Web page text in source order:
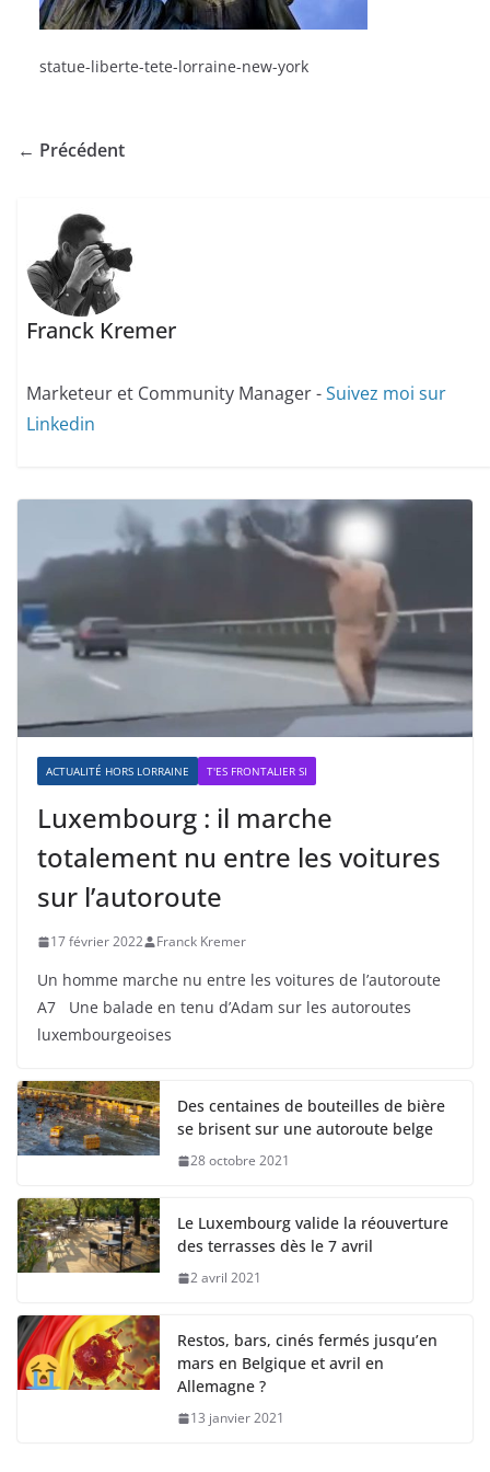
statue-liberte-tete-lorraine-new-york
← Précédent
Franck Kremer
Marketeur et Community Manager -Suivez moi sur
Linkedin
ACTUALITÉ HORS LORRAINE T'ES FRONTALIER SI
Luxembourg : il marche
totalement nu entre les voitures
sur l’autoroute
17 février 2022 Franck Kremer
Un homme marche nu entre les voitures de l’autoroute
A7 Une balade en tenu d’Adam sur les autoroutes
luxembourgeoises
Des centaines de bouteilles de bière
se brisent sur une autoroute belge
28 octobre 2021
Le Luxembourg valide la réouverture
des terrasses dès le 7 avril
2 avril 2021
Restos, bars, cinés fermés jusqu’en
mars en Belgique et avril en
Allemagne ?
13 janvier 2021